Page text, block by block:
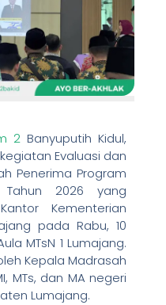
2Banyuputih Kidul,
Evaluasi dan
Penerima Program
Tahun 2026 yang
Kementerian
pada Rabu, 10
MTsN 1 Lumajang.
Kepala Madrasah
MTs, dan MA negeri
Lumajang.